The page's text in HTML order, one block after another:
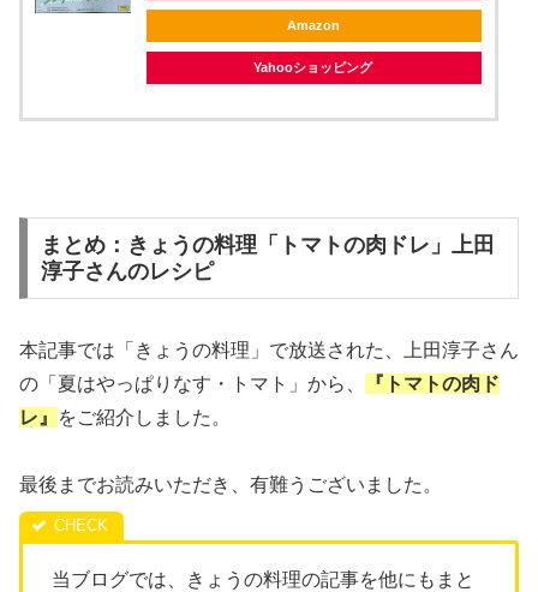
Amazon
Yahooショッピング
まとめ：きょうの料理「トマトの肉ドレ」上田
淳子さんのレシピ
本記事では「きょうの料理」で放送された、上田淳子さん
の「夏はやっぱりなす・トマト」から、
『トマトの肉ド
レ 』 をご紹介しました。
最後までお読みいただき、有難うございました。
当ブログでは、きょうの料理の記事を他にもまと